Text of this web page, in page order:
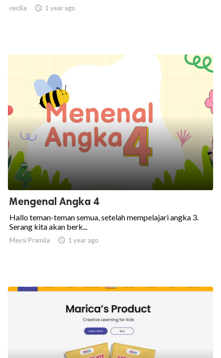
cecilia  1 year ago
Mengenal Angka 4
Hallo teman-teman semua, setelah mempelajari angka 3.
Serang kita akan berk...
Meysi Pramila  1 year ago